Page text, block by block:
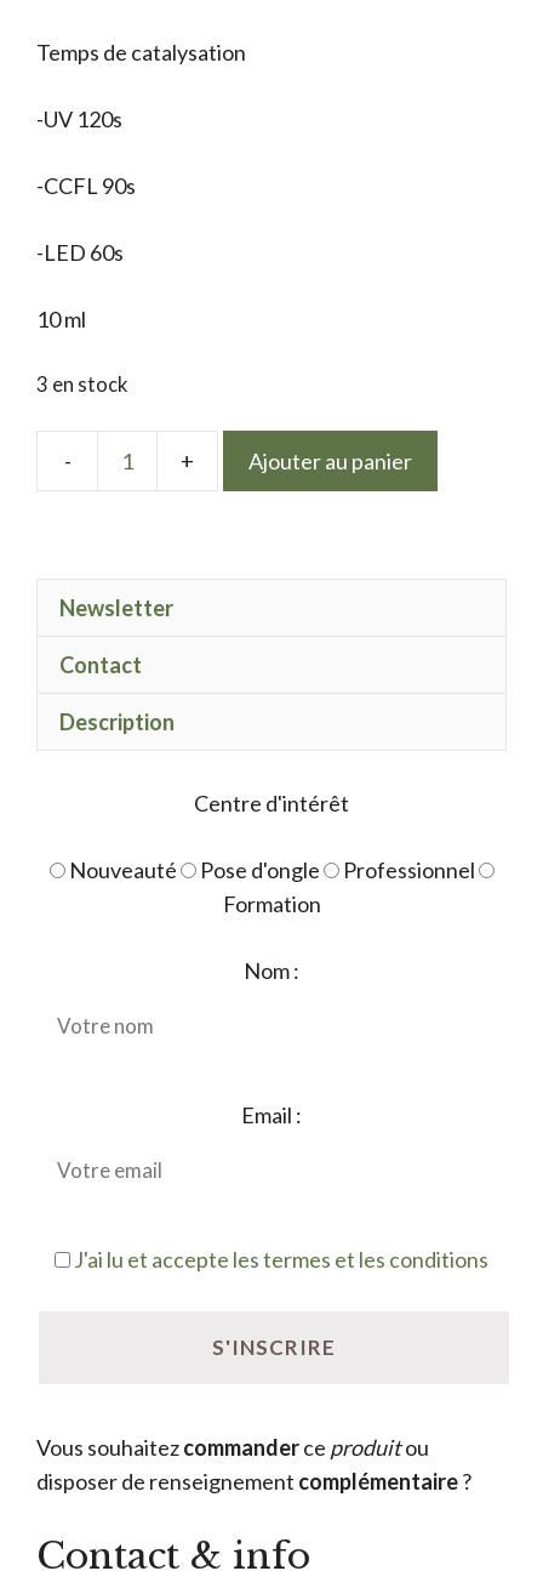
Temps de catalysation
-UV 120s
-CCFL 90s
-LED 60s
10 ml
3 en stock
quantité
Cat
Ajouter au panier
Newsletter
Contact
Description
Centre d'intérêt
Nouveauté Pose d'ongle
Professionnel
Formation
Nom :
Email :
J'ai lu et accepte les termes et les conditions
Vous souhaitezcommanderce produitou
disposer de renseignement complémentaire?
Contact & info